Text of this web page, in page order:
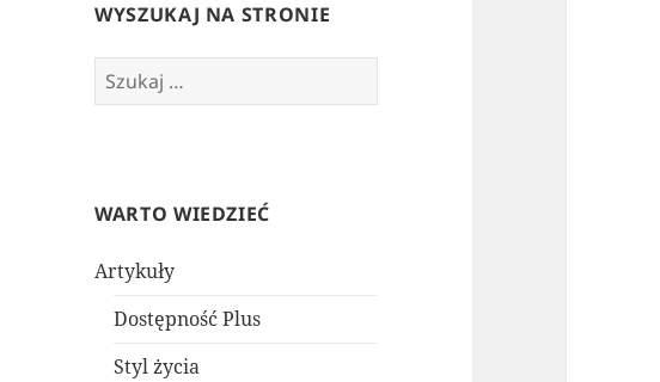
WYSZUKAJ NA STRONIE
Szukaj:
WARTO WIEDZIEĆ
Artykuły
Dostępność Plus
Styl życia